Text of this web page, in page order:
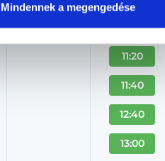
Mindennek a megengedése
10:40
11:20
11:40
12:40
13:00